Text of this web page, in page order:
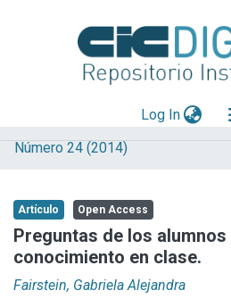
Log In(current)
Explorar
Aportar material
Statistics
Número 24 (2014)
Artículo Open Access
Preguntas de los
conocimiento en clase.
Fairstein, Gabriela Alejandra